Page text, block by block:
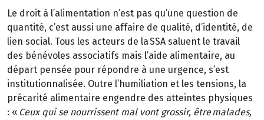
Le droit à l’alimentation n’est pas qu’une question de
quantité, c’est aussi une affaire de qualité, d’identité, de
lien social. Tous les acteurs de la SSA saluent le travail
des bénévoles associatifs mais l’aide alimentaire, au
départ pensée pour répondre à une urgence, s’est
institutionnalisée. Outre l’humiliation et les tensions, la
précarité alimentaire engendre des atteintes physiques
: « Ceux qui se nourrissent mal vont grossir, être malades,